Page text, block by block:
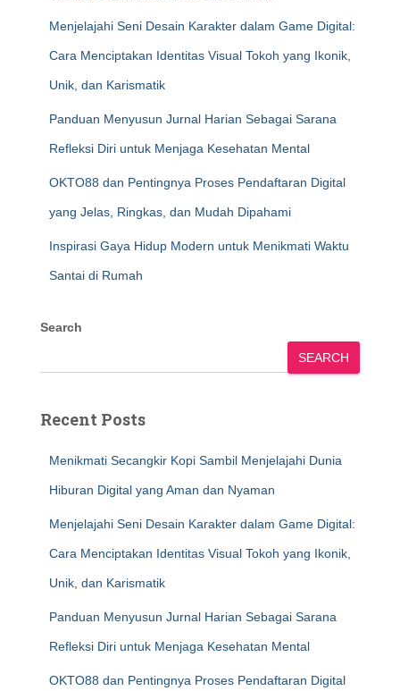
Menjelajahi Seni Desain Karakter dalam Game Digital:
Cara Menciptakan Identitas Visual Tokoh yang Ikonik,
Unik, dan Karismatik
Panduan Menyusun Jurnal Harian Sebagai Sarana
Refleksi Diri untuk Menjaga Kesehatan Mental
OKTO88 dan Pentingnya Proses Pendaftaran Digital
yang Jelas, Ringkas, dan Mudah Dipahami
Inspirasi Gaya Hidup Modern untuk Menikmati Waktu
Santai di Rumah
Search
SEARCH
Recent Posts
Menikmati Secangkir Kopi Sambil Menjelajahi Dunia
Hiburan Digital yang Aman dan Nyaman
Menjelajahi Seni Desain Karakter dalam Game Digital:
Cara Menciptakan Identitas Visual Tokoh yang Ikonik,
Unik, dan Karismatik
Panduan Menyusun Jurnal Harian Sebagai Sarana
Refleksi Diri untuk Menjaga Kesehatan Mental
OKTO88 dan Pentingnya Proses Pendaftaran Digital